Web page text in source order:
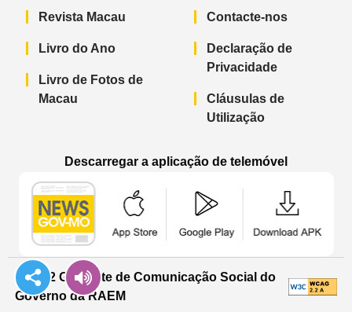
Revista Macau
Livro do Ano
Livro de Fotos de
Macau
Contacte-nos
Declaração de
Privacidade
Cláusulas de
Utilização
Descarregar a aplicação de telemóvel
© 2022 Gabinete de Comunicação Social do
Governo da RAEM